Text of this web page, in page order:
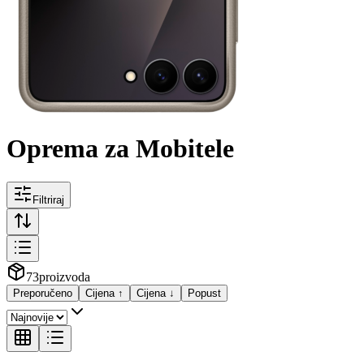
Oprema za Mobitele
Filtriraj
73proizvoda
Preporučeno Cijena ↑ Cijena ↓ Popust